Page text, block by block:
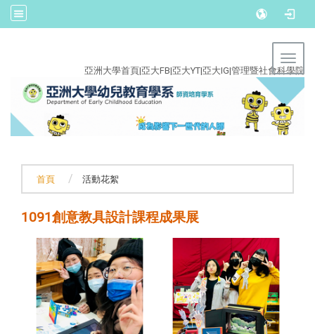
亞洲大學首頁|亞大FB|亞大YT|亞大IG|管理暨社會科學院
首頁 活動花絮
1091創意教具設計課程成果展